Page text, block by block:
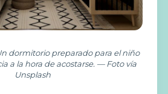
dormitorio preparado para el niño
a la hora de acostarse. — Foto vía
Unsplash